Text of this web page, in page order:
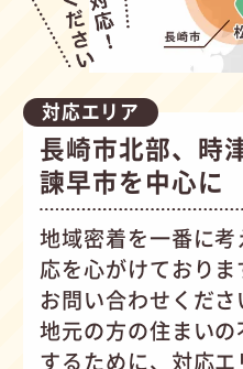
対応エリア
長崎市北部、時
諫早市を中心に
地域密着を一番に
応を心がけており
お問い合わせくださ
地元の方の住まい
するために、対応